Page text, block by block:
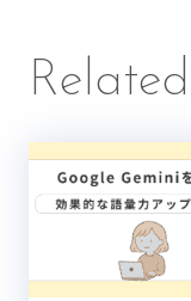
Related